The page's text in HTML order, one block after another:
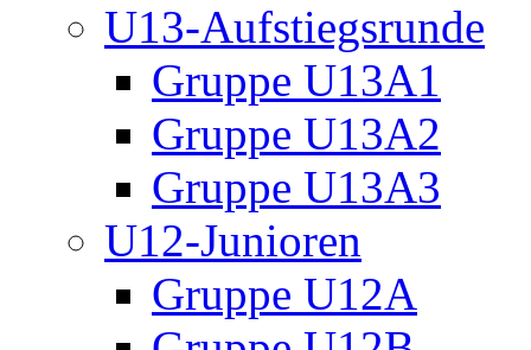
U13-Aufstiegsrunde
Gruppe U13A1
Gruppe U13A2
Gruppe U13A3
U12-Junioren
Gruppe U12A